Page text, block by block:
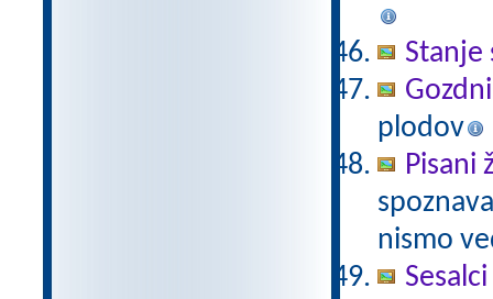
Stanje
plodov
Pisani
nismo
Sesalci